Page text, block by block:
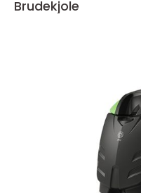
Brudekjole